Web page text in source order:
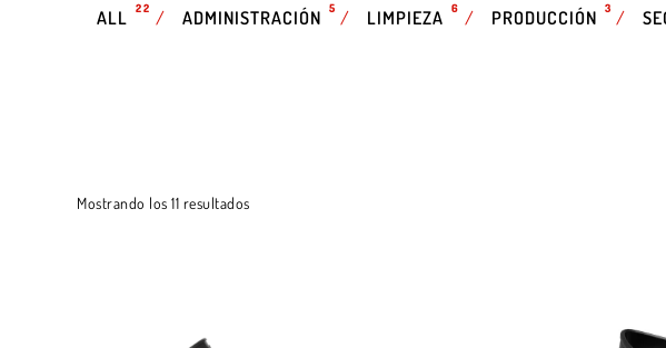
ALL 22 / ADMINISTRACIÓN 5 / LIMPIEZA 6 / PRODUCCIÓN 3 /
Mostrando los 11 resultados